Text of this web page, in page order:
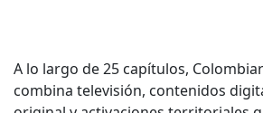
A lo largo de 25 capítulos,
combina televisión, contenidos